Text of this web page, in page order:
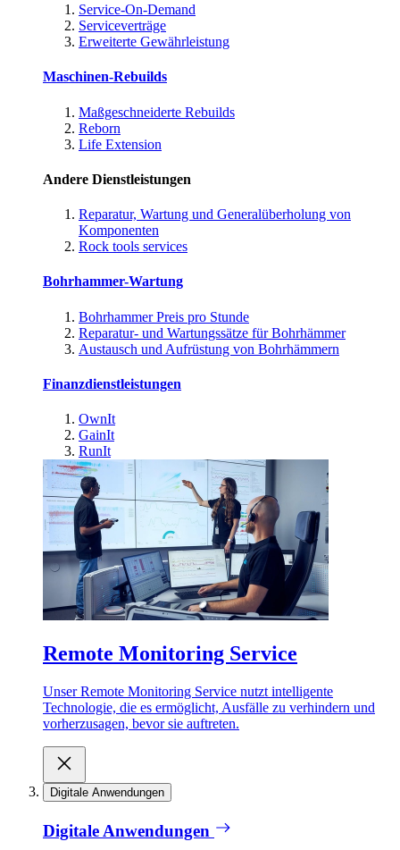
Service-On-Demand
Serviceverträge
Erweiterte Gewährleistung
Maschinen-Rebuilds
Maßgeschneiderte Rebuilds
Reborn
Life Extension
Andere Dienstleistungen
Reparatur, Wartung und Generalüberholung von
Komponenten
Rock tools services
Bohrhammer-Wartung
Bohrhammer Preis pro Stunde
Reparatur- und Wartungssätze für Bohrhämmer
Austausch und Aufrüstung von Bohrhämmern
Finanzdienstleistungen
OwnIt
GainIt
RunIt
Remote Monitoring Service
Unser Remote Monitoring Service nutzt intelligente
Technologie, die es ermöglicht, Ausfälle zu verhindern und
vorherzusagen, bevor sie auftreten.
Digitale Anwendungen
Digitale Anwendungen